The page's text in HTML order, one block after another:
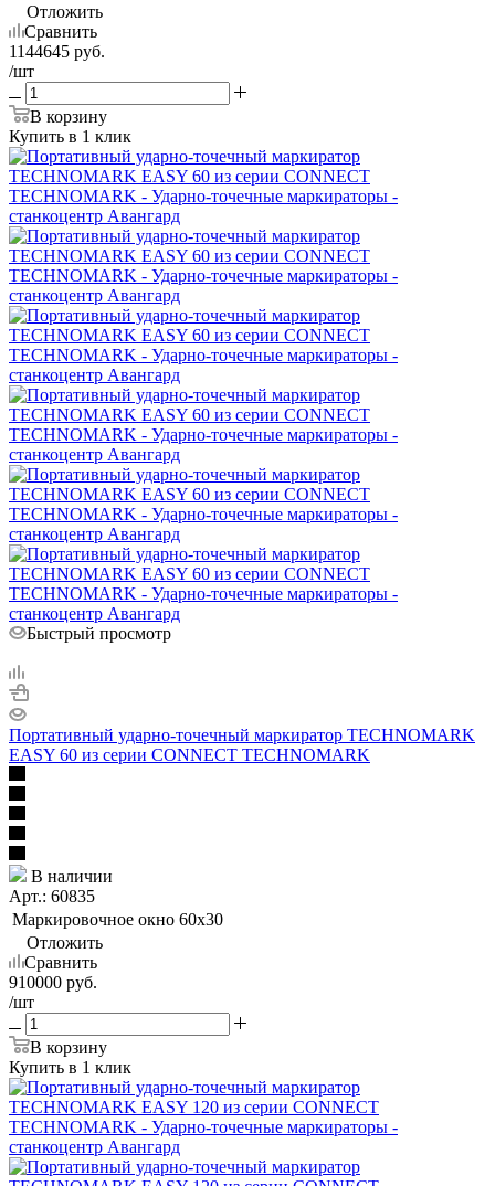
Отложить
Сравнить
1144645 руб.
/шт
В корзину
Купить в 1 клик
Быстрый просмотр
Портативный ударно-точечный маркиратор TECHNOMARK
EASY 60 из серии CONNECT TECHNOMARK
В наличии
Арт.: 60835
Маркировочное окно 60х30
Отложить
Сравнить
910000 руб.
/шт
В корзину
Купить в 1 клик